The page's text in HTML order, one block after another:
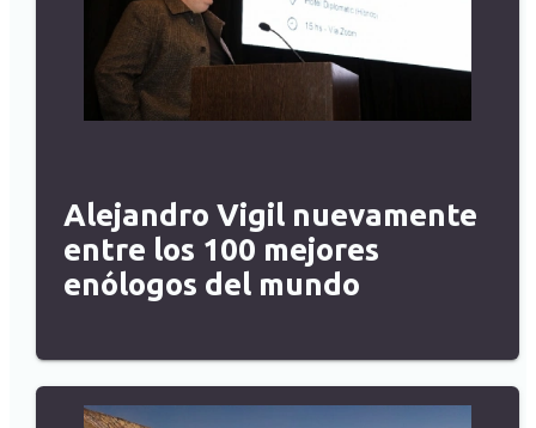
Alejandro Vigil nuevamente
entre los 100 mejores
enólogos del mundo